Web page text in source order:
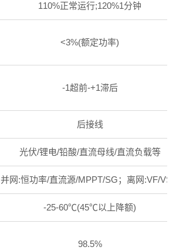
110%正常运行;120%1分钟
<3%(额定功率)
-1超前-+1滞后
后接线
光伏/锂电/铅酸/直流母线/直流负载等
并网:恒功率/直流源/MPPT/SG；离网:VF/
-25-60℃(45℃以上降额)
98.5%